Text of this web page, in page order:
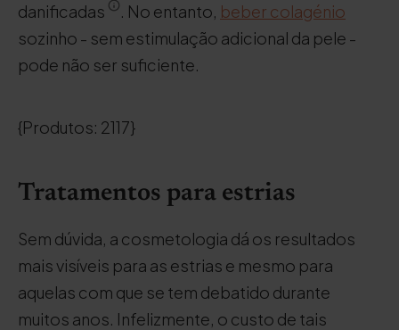
danificadas
. No entanto, beber colagénio
sozinho - sem estimulação adicional da pele -
pode não ser suficiente.
{Produtos: 2117}
Tratamentos para estrias
Sem dúvida, a cosmetologia dá os resultados
mais visíveis para as estrias e mesmo para
aquelas com que se tem debatido durante
muitos anos. Infelizmente, o custo de tais